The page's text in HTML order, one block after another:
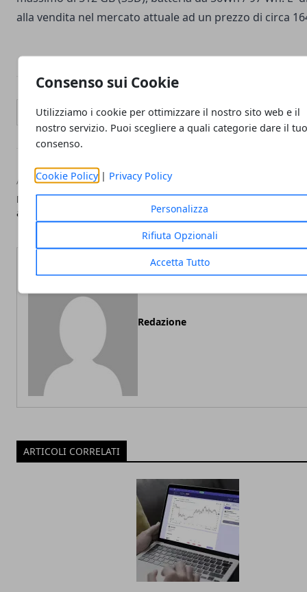
Consenso sui Cookie
Utilizziamo i cookie per ottimizzare il nostro sito web e il
nostro servizio. Puoi scegliere a quali categorie dare il
consenso.
Cookie Policy | Privacy Policy
Personalizza
Rifiuta Opzionali
Accetta Tutto
alla vendita nel mercato attuale ad un prezzo di circa
Facebook
Twitter Whatsapp
Articolo Precedente
Migliori casse portatili: GUIDA
all'acquisto
Search engine
Redazione
ARTICOLI CORRELATI